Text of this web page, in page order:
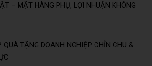
– MẶT HÀNG PHỤ, LỢI NHUẬN KHÔNG
QUÀ TẶNG DOANH NGHIỆP CHỈN CHU &